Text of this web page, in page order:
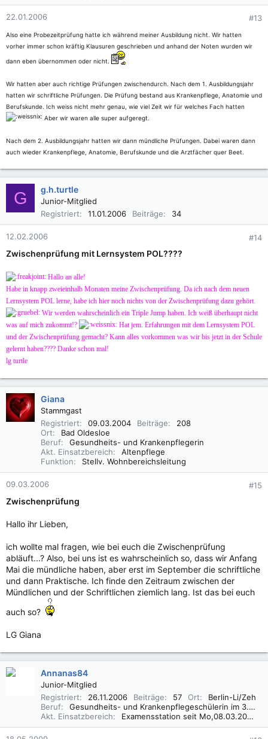
22.01.2006 #13
Also eine Probezeitprüfung hatte ich während meiner Ausbildung nicht. Wir hatten
vorher immer schon kräftig Klausuren geschrieben und anhand der Noten wurden wir
dann eben übernommen oder nicht.
Wir hatten aber auch richtige Prüfungen zwischendurch. Nach dem 1. Ausbildungsjahr
hatten wir schriftliche Prüfungen. Die Prüfung bestand aus Krankenpflege, Anatomie und
Berufskunde. Ich weiss nicht mehr genau, wie viel Zeit wir für welches Fach hatten
Aber wir waren alle super aufgeregt.
Nach dem 2. Ausbildungsjahr hatten wir dann mündliche Prüfungen. Dabei waren dann
auch wieder Krankenpflege, Anatomie, Berufskunde und die Arztfächer quer Beet.
G g.h.turtle
Junior-Mitglied
Registriert
11.01.2006 Beiträge 34
12.02.2006 #14
Zwischenprüfung mit Lernsystem POL????
Hallo an alle!
Habe in knapp zweieinhalb Monaten meine Zwischenprüfung. Da ich nach dem neuen
Lernsystem POL lerne, habe ich hier noch nichts von der Zwischenprüfung dazu gehört.
Wir werden wahrscheinlich ein Triple Jump haben. Ich weiß überhaupt nicht
was auf mich zukommt!?
Hat jem. Erfahrungen mit dem Lernsystem POL
und der Zwischenprüfung gemacht? Kann alles vorkommen was wir bis jetzt in der Schule
gelernt haben???? Danke schon mal!
lg turtle
Giana
Stammgast
Registriert
09.03.2004 Beiträge
208
Ort
Bad Oldesloe
Beruf
Gesundheits- und Krankenpflegerin
Akt. Einsatzbereich
Altenpflege
Funktion
Stellv. Wohnbereichsleitung
09.03.2006 #15
Zwischenprüfung
Hallo ihr Lieben,
ich wollte mal fragen, wie bei euch die Zwischenprüfung
abläuft...? Also, bei uns ist es wahrscheinlich so, dass wir Anfang
Mai die mündliche haben, aber erst im September die schriftliche
und dann Praktische. Ich finde den Zeitraum zwischen der
Mündlichen und der Schriftlichen ziemlich lang. Ist das bei euch
auch so?
LG Giana
Annanas84
Junior-Mitglied
Registriert
26.11.2006 Beiträge 57 Ort
Berlin-Li/Zeh
Beruf
Gesundheits- und Krankenpflegeschülerin im 3.Lj. ...
Akt. Einsatzbereich
Examensstation seit Mo,08.03.2010 (Gerontopsychiatrie)